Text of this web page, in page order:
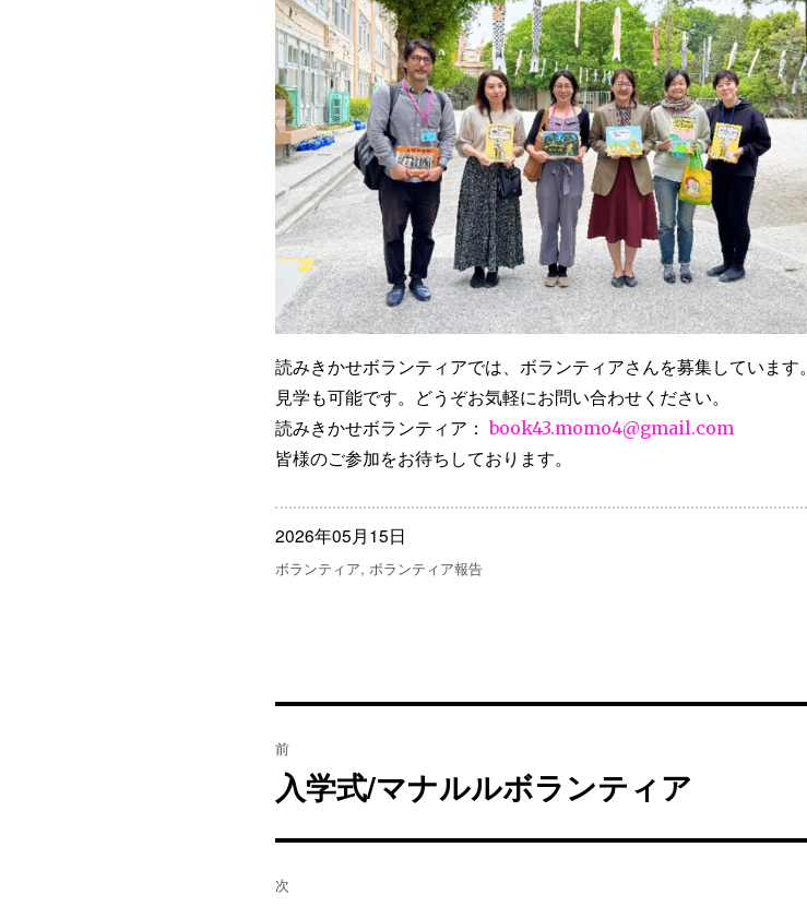
読みきかせボランティアでは、ボランティアさんを募集しています。
見学も可能です。どうぞお気軽にお問い合わせください。
読みきかせボランティア：book43.momo4@gmail.com
皆様のご参加をお待ちしております。
投
日:
2026年05月15日
カ
ボランティア, ボランティア報告
稿
前
過
去
の
投
入学式/マナルルボランティア
次